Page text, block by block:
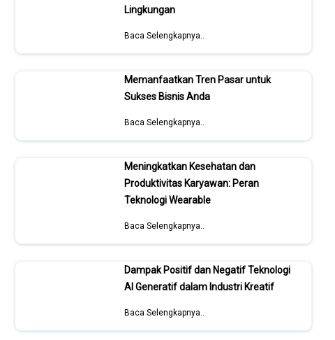
Lingkungan
Baca Selengkapnya..
Memanfaatkan Tren Pasar untuk
Sukses Bisnis Anda
Baca Selengkapnya..
Meningkatkan Kesehatan dan
Produktivitas Karyawan: Peran
Teknologi Wearable
Baca Selengkapnya..
Dampak Positif dan Negatif Teknologi
AI Generatif dalam Industri Kreatif
Baca Selengkapnya..